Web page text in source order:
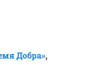
Добра»,